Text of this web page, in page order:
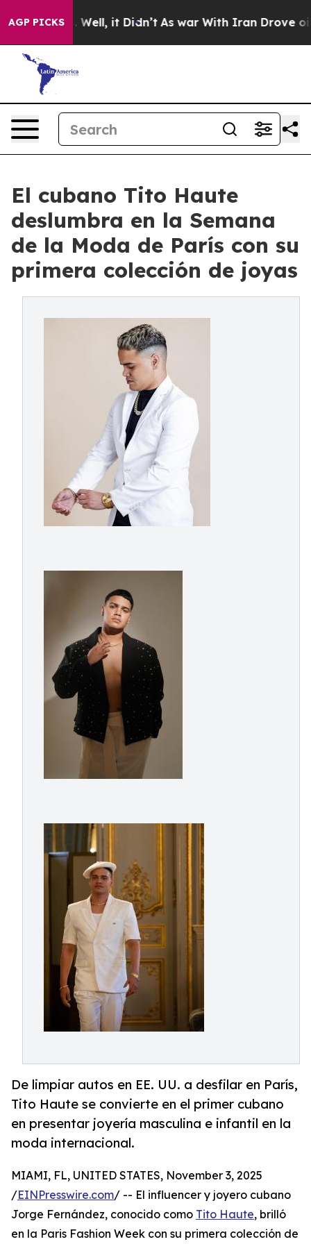
AGP PICKS
40%. Well, it Didn’t As war With Iran Drove oil
El cubano Tito Haute
deslumbra en la Semana
de la Moda de París con su
primera colección de joyas
De limpiar autos en EE. UU. a desfilar en París,
Tito Haute se convierte en el primer cubano
en presentar joyería masculina e infantil en la
moda internacional.
MIAMI, FL, UNITED STATES, November 3, 2025
/EINPresswire.com/ -- El influencer y joyero cubano
Jorge Fernández, conocido como Tito Haute, brilló
en la Paris Fashion Week con su primera colección de